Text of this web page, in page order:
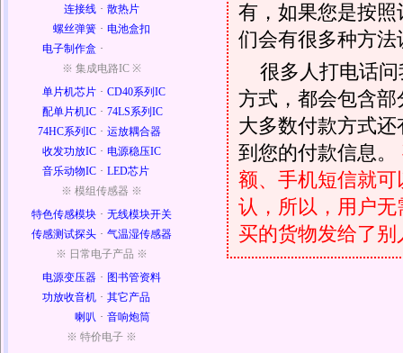
连接线 · 散热片
螺丝弹簧 · 电池盒扣
电子制作盒 ·
※ 集成电路IC ※
单片机芯片 · CD40系列IC
配单片机IC · 74LS系列IC
74HC系列IC · 运放耦合器
收发功放IC · 电源稳压IC
音乐动物IC · LED芯片
※ 模组传感器 ※
特色传感模块 · 无线模块开关
传感测试探头 · 气温湿传感器
※ 日常电子产品 ※
电源变压器 · 图书管资料
功放收音机 · 其它产品
喇叭 · 音响炮筒
※ 特价电子 ※
有，如果您是按
们会有很多种方
很多人打电话
方式，都会包含
大多数付款方式
到您的付款信息。
额、手机短信就可
认，所以，用户
买的货物发给了别